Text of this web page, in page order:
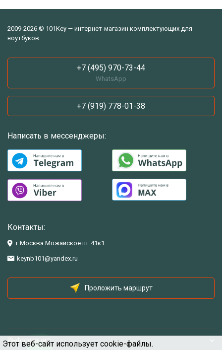
Этот веб-сайт использует cookie-файлы.
2009-2026 © 101Key — интернет-магазин комплектующих для
ноутбуков
+7 (495) 970-73-44
WhatsApp
+7 (919) 778-01-38
Написать в мессенджеры:
Контакты:
г.Москва Можайское ш. 41к1
keynb101@yandex.ru
Проложить маршрут
Информация